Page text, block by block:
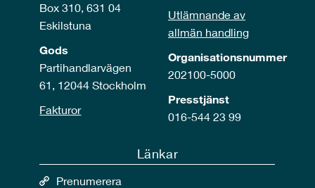
Box 310, 631 04
Eskilstuna
Gods
Partihandlarvägen
61, 12044 Stockholm
Fakturor
Utlämnande av
allmän handling
Organisationsnummer
202100-5000
Presstjänst
016-544 23 99
Länkar
Prenumerera